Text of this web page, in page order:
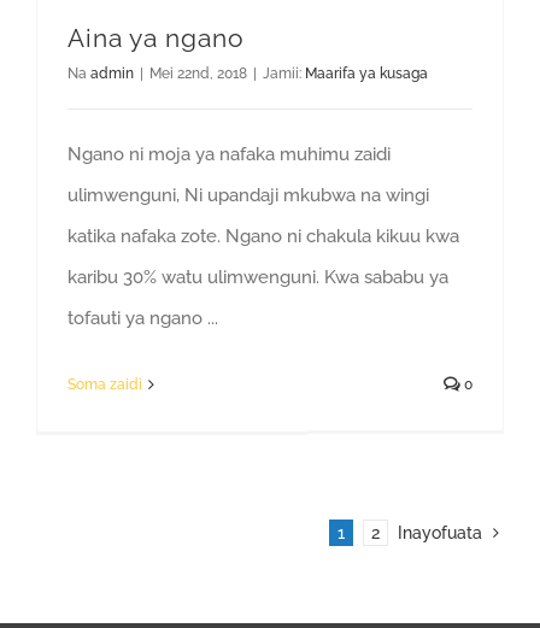
Aina ya ngano
Na admin | Mei 22nd, 2018 | Jamii: Maarifa ya kusaga
Ngano ni moja ya nafaka muhimu zaidi
ulimwenguni, Ni upandaji mkubwa na wingi
katika nafaka zote. Ngano ni chakula kikuu kwa
karibu 30% watu ulimwenguni. Kwa sababu ya
tofauti ya ngano ...
Soma zaidi 0
1 2 Inayofuata